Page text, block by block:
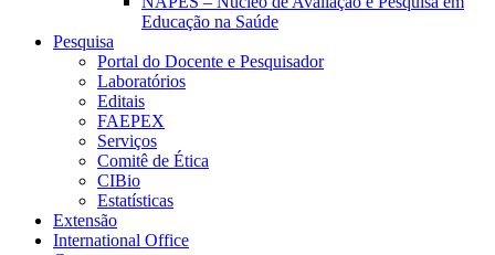
Educação na Saúde
Pesquisa
Portal do Docente e Pesquisador
Laboratórios
Editais
FAEPEX
Serviços
Comitê de Ética
CIBio
Estatísticas
Extensão
International Office